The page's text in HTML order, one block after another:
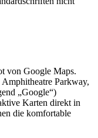
von Google Maps.
Parkway,
„Google“)
Karten direkt in
die komfortable